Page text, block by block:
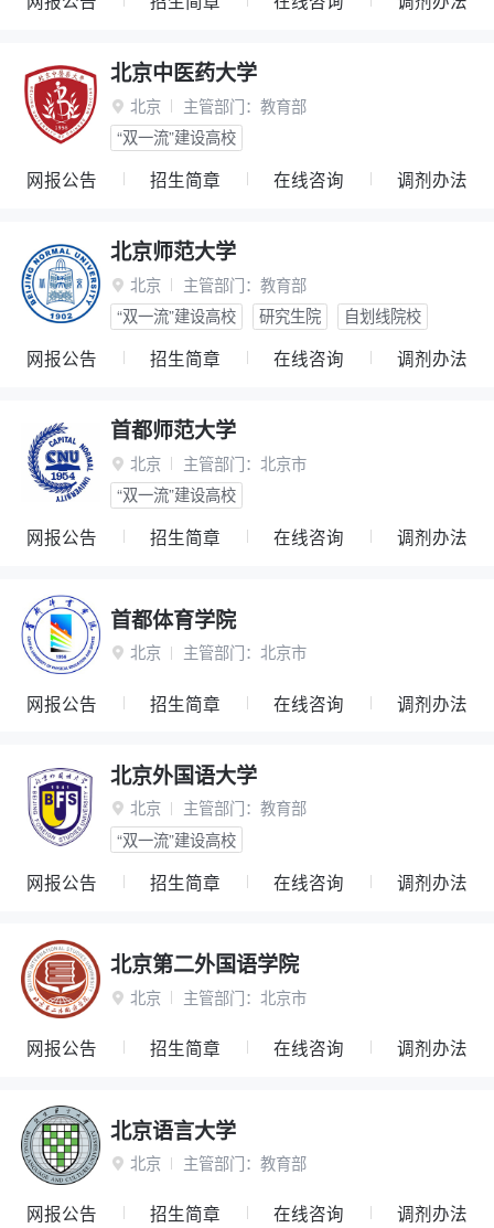
北京中医药大学
 北京 主管部门： 教育部
“双一流”建设高校
网报公告 招生简章 在线咨询 调剂办法
北京师范大学
 北京 主管部门： 教育部
“双一流”建设高校
研究生院 自划线院校
网报公告 招生简章 在线咨询 调剂办法
首都师范大学
 北京 主管部门： 北京市
“双一流”建设高校
网报公告 招生简章 在线咨询 调剂办法
首都体育学院
 北京 主管部门： 北京市
网报公告 招生简章 在线咨询 调剂办法
北京外国语大学
 北京 主管部门： 教育部
“双一流”建设高校
网报公告 招生简章 在线咨询 调剂办法
北京第二外国语学院
 北京 主管部门： 北京市
网报公告 招生简章 在线咨询 调剂办法
北京语言大学
 北京 主管部门： 教育部
网报公告 招生简章 在线咨询 调剂办法